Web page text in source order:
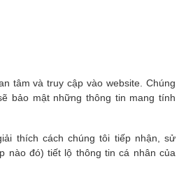
tâm và truy cập vào website. Chúng
bảo mật những thông tin mang tính
thích cách chúng tôi tiếp nhận, sử
nào đó) tiết lộ thông tin cá nhân của